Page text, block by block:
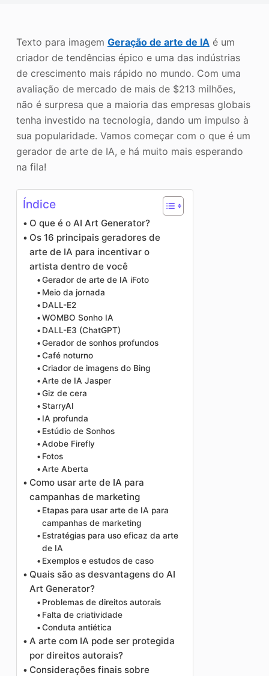
Direitos autorais da imagem
Texto para imagem Geração de arte de IAé um
criador de tendências épico e uma das indústrias
de crescimento mais rápido no mundo. Com uma
avaliação de mercado de mais de $213 milhões,
não é surpresa que a maioria das empresas globais
tenha investido na tecnologia, dando um impulso à
sua popularidade. Vamos começar com o que é um
gerador de arte de IA, e há muito mais esperando
na fila!
Índice
O que é o AI Art Generator?
Os 16 principais geradores de
arte de IA para incentivar o
artista dentro de você
Gerador de arte de IA iFoto
Meio da jornada
DALL-E2
WOMBO Sonho IA
DALL-E3 (ChatGPT)
Gerador de sonhos profundos
Café noturno
Criador de imagens do Bing
Arte de IA Jasper
Giz de cera
StarryAI
IA profunda
Estúdio de Sonhos
Adobe Firefly
Fotos
Arte Aberta
Como usar arte de IA para
campanhas de marketing
Etapas para usar arte de IA para
campanhas de marketing
Estratégias para uso eficaz da arte
de IA
Exemplos e estudos de caso
Quais são as desvantagens do AI
Art Generator?
Problemas de direitos autorais
Falta de criatividade
Conduta antiética
A arte com IA pode ser protegida
por direitos autorais?
Considerações finais sobre